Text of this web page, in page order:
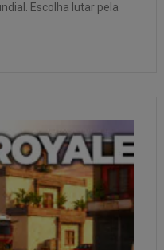
Escolha lutar pela
capture fortalezas